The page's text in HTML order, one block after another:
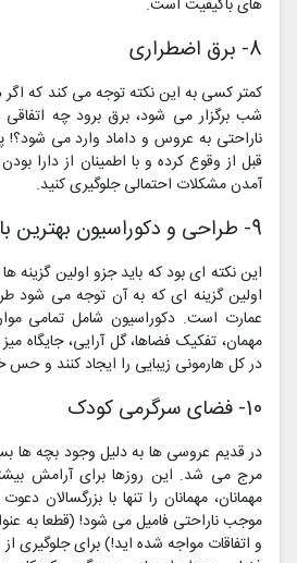
8- برق اضطراری
کمتر کسی به این نکته توجه می کند که
شب برگزار می شود، برق برود چه
ناراحتی به عروس و داماد وارد می
قبل از وقوع کرده و با اطمینان از دارا
آمدن مشکلات احتمالی جلوگیری کنید.
9- طراحی و دکوراسیون بهترین باغ تالار
این نکته ای بود که باید جزو اولین گزینه
اولین گزینه ای که به آن توجه می شود
عمارت است. دکوراسیون شامل تمامی
مهمان، تفکیک فضاها، گل آرایی، جایگاه
در کل هارمونی زیبایی را ایجاد کنند و
10- فضای سرگرمی کودک
در قدیم عروسی ها به دلیل وجود بچه ها
مرج می شد. این روزها برای آرامش
مهمانان، مهمانان را تنها با بزرگسالان
موجب ناراحتی فامیل می شود! (قطعا به
و اتفاقات مواجه شده اید!) برای جلوگیری از